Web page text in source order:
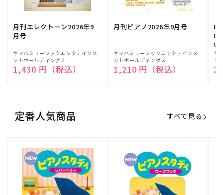
月刊エレクトーン2026年9
月号
販
売
元:
ヤマハミュージックエンタテインメ
ントホールディングス
通常価格
1,430 円（税込）
月刊ピアノ2026年9月号
販
売
元:
ヤマハミュージックエンタテインメ
ントホールディングス
通常価格
1,210 円（税込）
販
売
元:
ヤ
ン
定番人気商品 すべて見る